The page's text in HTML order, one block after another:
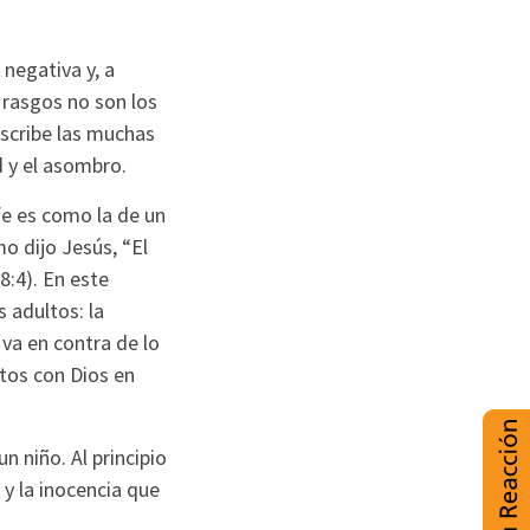
y, a
no son los
las muchas
y el asombro.
es como la de un
dijo Jesús, “El
En este
adultos: la
en contra de lo
con Dios en
niño. Al principio
la inocencia que